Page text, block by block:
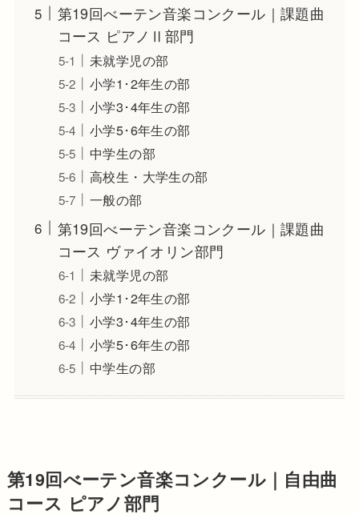
第19回べーテン音楽コンクール｜課題曲
コース ピアノⅡ部門
未就学児の部
小学1･2年生の部
小学3･4年生の部
小学5･6年生の部
中学生の部
高校生・大学生の部
一般の部
第19回べーテン音楽コンクール｜課題曲
コース ヴァイオリン部門
未就学児の部
小学1･2年生の部
小学3･4年生の部
小学5･6年生の部
中学生の部
第19回べーテン音楽コンクール｜自由曲
コース ピアノ部門